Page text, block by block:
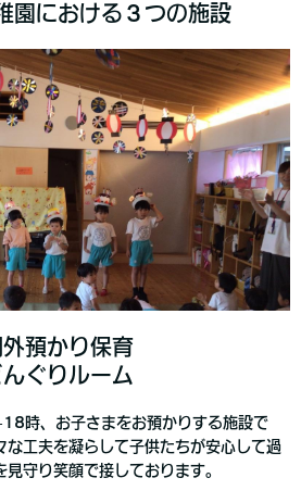
園における３つの施設
外預かり保育
んぐりルーム
時、お子さまをお預かりする施設で
な工夫を凝らして子供たちが安心して過
守り笑顔で接しております。